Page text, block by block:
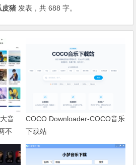
皮猪 发表，共 688 字。
音
不
COCO Downloader-COCO音乐
下载站